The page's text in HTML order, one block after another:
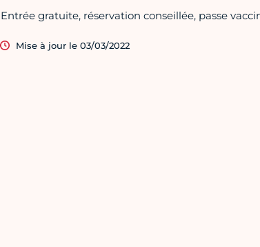
Entrée gratuite, réservation conseillée, passe
Mise à jour le 03/03/2022